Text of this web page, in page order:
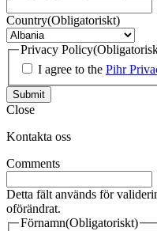
Country(Obligatoriskt)
Privacy Policy
I agree to the Pihr
Submit
Close
Kontakta oss
Comments
Detta fält används för
oförändrat.
Förnamn(Obligatoriskt)